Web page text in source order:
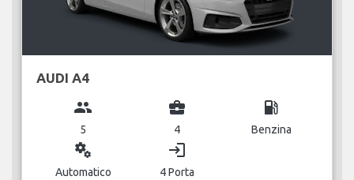
AUDI A4
group
5
business_center
4
local_gas_station
Benzina
miscellaneous_services
Automatico
login
4 Porta